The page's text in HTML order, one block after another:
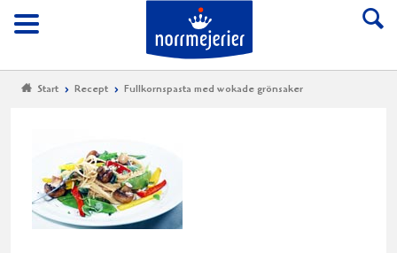
Meny
Till Norrmejerier
Start Recept Fullkornspasta med wokade grönsaker